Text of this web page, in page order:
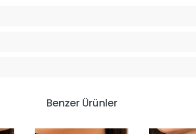
Benzer Ürünler